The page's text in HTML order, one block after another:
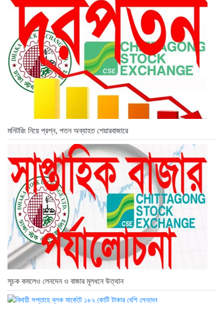
মনিটরিং নিয়ে প্রশ্ন, পতন অব্যাহত শেয়ারবাজারে
সূচক কমলেও লেনদেন ও বাজার মূলধনে উত্থান